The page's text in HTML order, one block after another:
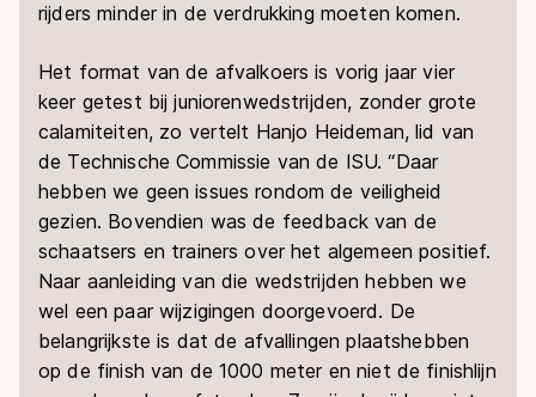
rijders minder in de verdrukking moeten komen.
Het format van de afvalkoers is vorig jaar vier
keer getest bij juniorenwedstrijden, zonder grote
calamiteiten, zo vertelt Hanjo Heideman, lid van
de Technische Commissie van de ISU. “Daar
hebben we geen issues rondom de veiligheid
gezien. Bovendien was de feedback van de
schaatsers en trainers over het algemeen positief.
Naar aanleiding van die wedstrijden hebben we
wel een paar wijzigingen doorgevoerd. De
belangrijkste is dat de afvallingen plaatshebben
op de finish van de 1000 meter en niet de finishlijn